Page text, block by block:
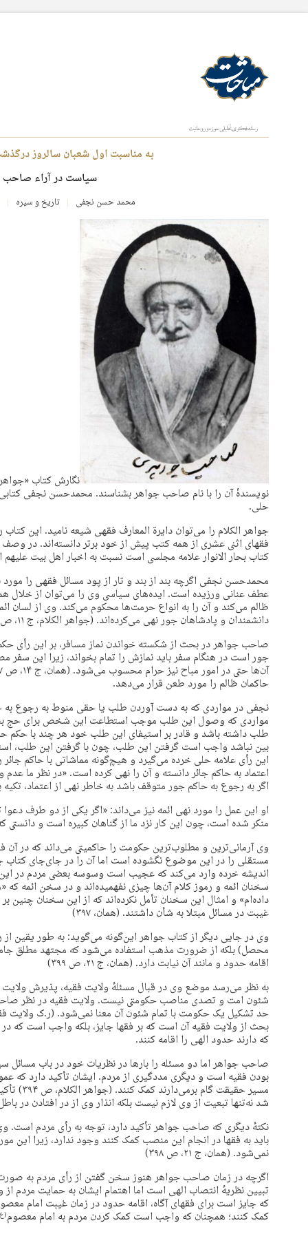
به مناسبت اول شعبان سالروز
سیاست در آراء صاحب
محمد حسن نجفی تاریخ و سیره
نگارش کتاب
نویسندهٔ آن را با نام صاحب جواهر بشناسند. محمدحسن نجفی
حلی.
جواهر الکلام را می‌توان دایرة المعارف فقهی شیعه نامید. این
فقهای اثنی عشری از همه کتب پیش از خود برتر دانسته‌اند. در
کتاب بحار الانوار علامه مجلسی است نسبت به اخبار اهل بیت علیهم
محمدحسن نجفی اگرچه بند از بند و تار از پود مسائل فقهی را مورد
عطف عنانی ورزیده است. ایده‌های سیاسی وی را می‌توان از خلال
ظالم می‌کند و آن را به انواع حرمت‌ها محکوم می‌کند. وی از لسان
دانشمندان و پادشاهان جور نهی می‌کرده‌اند. (جواهر الکلام، ج ۱۱، ص ۳۹۷)
صاحب جواهر در بحث از شکسته خواندن نماز مسافر، بر این رأی
جور است در هنگام سفر باید نمازش را تمام بخواند، زیرا این
حاکمان ظالم را مورد طعن قرار می‌دهد.
نجفی در مواردی که به دست آوردن طلب یا حقی منوط به رجوع به
مواردی که وصول این طلب موجب استطاعت این شخص برای حج
طلب داشته باشد و قادر بر استیفای این طلب خود هر چند با
بین نباشد واجب است گرفتن این طلب، چون با گرفتن این
این رأی علامه حلی خرده می‌گیرد و هیچ‌گونه مماشاتی با حاکم
اعتماد به حاکم جائر دانسته و آن را نهی کرده است. «در نظر ما
اگر به رجوع به حاکم جور متوقف باشد به خاطر نهی از اعتماد،
او این عمل را مورد نهی ائمه نیز می‌داند: «اگر یکی از دو طرف
منکر شده است، چون این کار نزد ما از گناهان کبیره است و دانستی که
وی آرمانی‌ترین و مطلوب‌ترین حکومت را حاکمیتی می‌داند که در
مستقلی را در این موضوع نگشوده است اما آن را در جای‌جای
اندیشه خرده وارد می‌کند که عجیب است وسوسه بعضی مردم در این
سخنان ائمه و رموز کلام آن‌ها چیزی نفهمیده‌اند و در سخن ائمه
داده‌ام» و امثال این سخنان تأمل نکرده‌اند که از این سخنان
غیبت در مسائل مبتلا به شأن داشتند. (همان، ۳۹۷)
وی در جایی دیگر از کتاب جواهر این‌گونه می‌گوید: به طور یقین
محصل) بلکه از ضرورت مذهب استفاده می‌شود که مجتهد مطلق
اقامه حدود و مانند آن نیابت دارد. (همان، ج ۲۱، ص ۳۹۹)
به نظر می‌رسد موضع وی در قبال مسئلهٔ ولایت فقیه، پذیرش
شئون امت و تصدی مناصب حکومتی نیست. ولایت فقیه در نظر صاحب
بحث از ولایت فقیه آن است که بر فقها جایز، بلکه واجب است که
که دارند حدود الهی را اقامه کنند.
صاحب جواهر اما دو مسئله را بارها در نظریات خود در باب
بودن فقیه است و دیگری مددگیری از مردم. ایشان تأکید دارد که
مسیر
شد نه‌تنها تبعیت از وی لازم نیست بلکه انذار وی از در افتادن در
نکتهٔ دیگری که صاحب جواهر تأکید دارد، توجه به رأی مردم است.
باید به فقها در انجام این منصب کمک کنند وجود ندارد، زیرا این
نمی‌شود. (همان، ج ۲۱، ص ۳۹۸)
اگرچه در زمان صاحب جواهر هنوز سخن گفتن از رأی مردم به
تبیین نظریهٔ انتصاب الهی است اما اهتمام ایشان به حمایت مردم
که جایز است برای فقهای آگاه، اقامه حدود در زمان غیبت امام
کمک کنند؛ همچنان که واجب است کمک کردن مردم به امام معصوم